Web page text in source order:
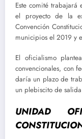
Este comité trabajará
el proyecto de la
Convención
municipios el 2019 y
El oficialismo
convencionales, con
daría un plazo de
un plebiscito de
UNIDAD